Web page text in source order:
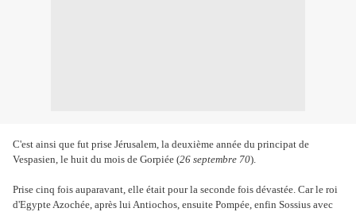
C'est ainsi que fut prise Jérusalem, la deuxième année du principat de
Vespasien, le huit du mois de Gorpiée (26 septembre 70).
Prise cinq fois auparavant, elle était pour la seconde fois dévastée. Car le roi
d'Egypte Azochée, après lui Antiochos, ensuite Pompée, enfin Sossius avec